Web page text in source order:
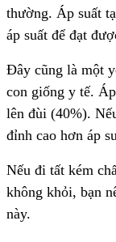
thường. Áp suất
áp suất để đạt
Đây cũng là một
con giống y tế.
lên đùi (40%).
đỉnh cao hơn áp
Nếu đi tất kém
không khỏi, bạn
này.